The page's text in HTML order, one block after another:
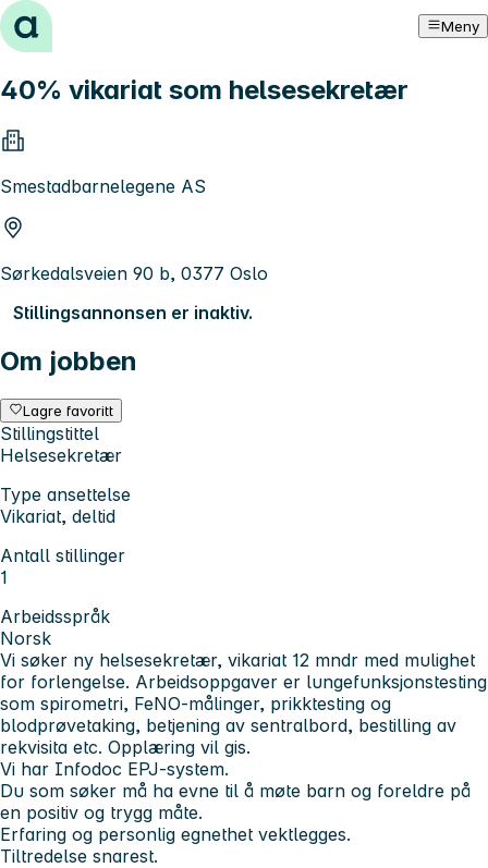
Hopp til innhold Meny
40% vikariat som helsesekretær
Smestadbarnelegene AS
Sørkedalsveien 90 b, 0377 Oslo
Stillingsannonsen er inaktiv.
Om jobben
Lagre favoritt
Stillingstittel
Helsesekretær
Type ansettelse
Vikariat, deltid
Antall stillinger
1
Arbeidsspråk
Norsk
Vi søker ny helsesekretær, vikariat 12 mndr med mulighet
for forlengelse. Arbeidsoppgaver er lungefunksjonstesting
som spirometri, FeNO-målinger, prikktesting og
blodprøvetaking, betjening av sentralbord, bestilling av
rekvisita etc. Opplæring vil gis.
Vi har Infodoc EPJ-system.
Du som søker må ha evne til å møte barn og foreldre på
en positiv og trygg måte.
Erfaring og personlig egnethet vektlegges.
Tiltredelse snarest.